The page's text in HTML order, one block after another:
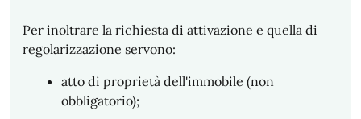
Per inoltrare la richiesta di attivazione e quella di
regolarizzazione servono:
atto di proprietà dell'immobile (non
obbligatorio);